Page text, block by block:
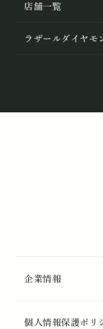
店舗一覧
ラザールダイヤモ
企業情報
個人情報保護ポリ